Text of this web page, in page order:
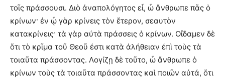
τοῖς πράσσουσι. Διὸ ἀναπολόγητος εἶ, ὦ ἄνθρωπε πᾶς ὁ
κρίνων· ἐν ᾧ γὰρ κρίνεις τὸν ἕτερον, σεαυτὸν
κατακρίνεις· τὰ γὰρ αὐτὰ πράσσεις ὁ κρίνων. Οἴδαμεν δὲ
ὅτι τὸ κρῖμα τοῦ Θεοῦ ἐστι κατὰ ἀλήθειαν ἐπὶ τοὺς τὰ
τοιαῦτα πράσσοντας. Λογίζῃ δὲ τοῦτο, ὦ ἄνθρωπε ὁ
κρίνων τοὺς τὰ τοιαῦτα πράσσοντας καὶ ποιῶν αὐτά, ὅτι